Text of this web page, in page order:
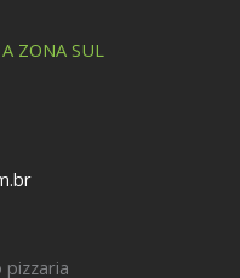
ZONA SUL